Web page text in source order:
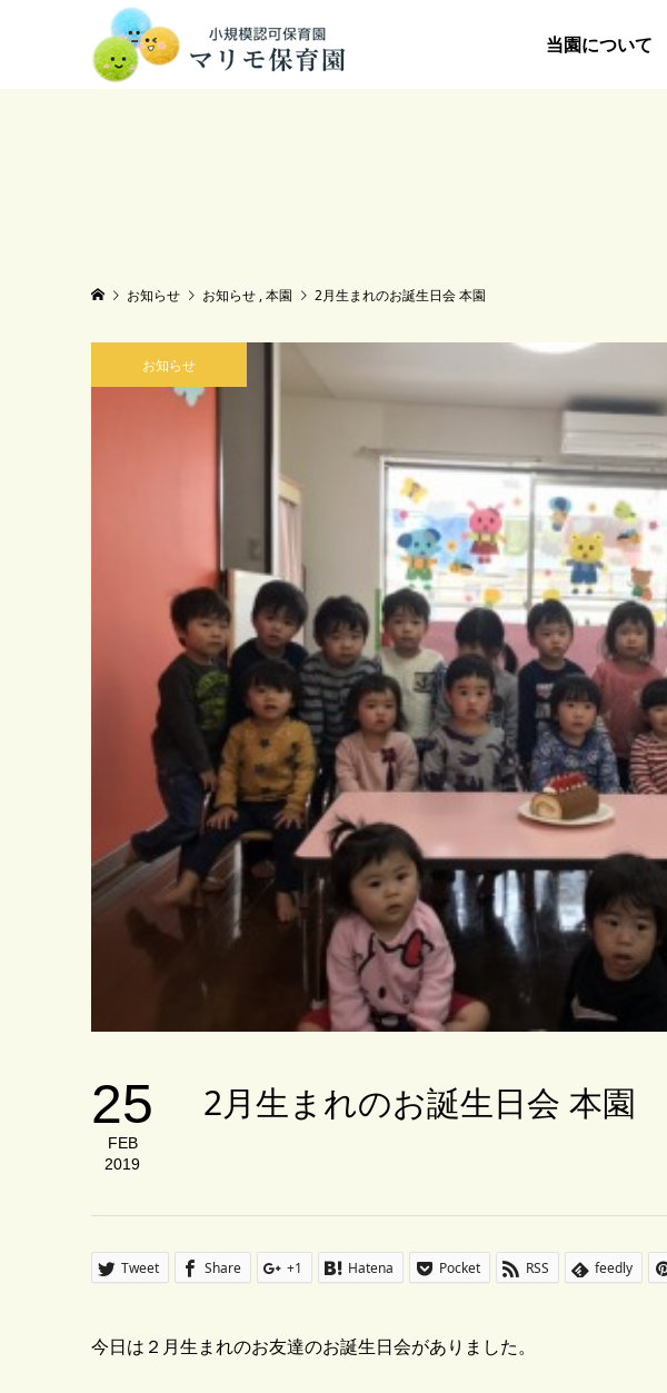
当園について
お知らせ お知らせ ,本園 2月生まれのお誕生日会 本園
お知らせ
25
FEB
2019
2月生まれのお誕生日会 本園
Tweet Share +1 Hatena Pocket RSS feedly
今日は２月生まれのお友達のお誕生日会がありました。